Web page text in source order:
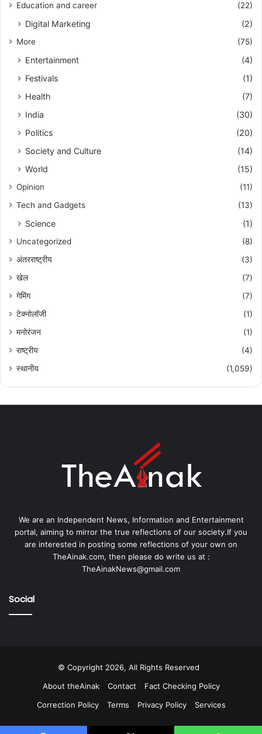
Education and career
(22)
Digital Marketing (2)
More (75)
Entertainment
(4)
Festivals
(1)
Health
(7)
India
(30)
Politics
(20)
Society and Culture
(14)
World
(15)
Opinion
(11)
Tech and Gadgets
(13)
Science (1)
Uncategorized
(8)
अंतरराष्ट्रीय
(3)
खेल
(7)
गेमिंग
(7)
टेक्नोलॉजी
(1)
मनोरंजन
(1)
राष्ट्रीय
(4)
स्थानीय
(1,059)
We are an Independent News, Information and Entertainment
portal, aiming to mirror the true reflections of our society.If you
are interested in posting some reflections of your own on
TheAinak.com, then please do write us at :
TheAinakNews@gmail.com
Social
© Copyright 2026, All Rights Reserved
About theAinak
Contact
Fact Checking Policy
Correction Policy
Terms Privacy Policy Services